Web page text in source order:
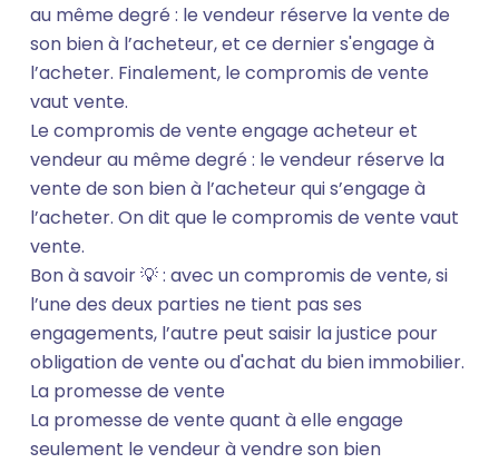
au même degré : le vendeur réserve la vente de
son bien à l’acheteur, et ce dernier s'engage à
l’acheter. Finalement, le compromis de vente
vaut vente.
Le compromis de vente engage acheteur et
vendeur au même degré : le vendeur réserve la
vente de son bien à l’acheteur qui s’engage à
l’acheter. On dit que le compromis de vente vaut
vente.
Bon à savoir 💡 : avec un compromis de vente, si
l’une des deux parties ne tient pas ses
engagements, l’autre peut saisir la justice pour
obligation de vente ou d'achat du bien immobilier.
La promesse de vente
La promesse de vente quant à elle engage
seulement le vendeur à vendre son bien